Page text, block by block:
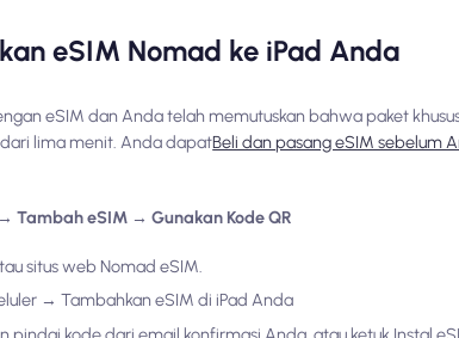
eSIM Nomad ke iPad Anda
eSIM dan Anda telah memutuskan bahwa paket
lima menit. Anda dapatBeli dan pasang eSIM sebelum
Tambah eSIM → Gunakan Kode QR
situs web Nomad eSIM.
→ Tambahkan eSIM di iPad Anda